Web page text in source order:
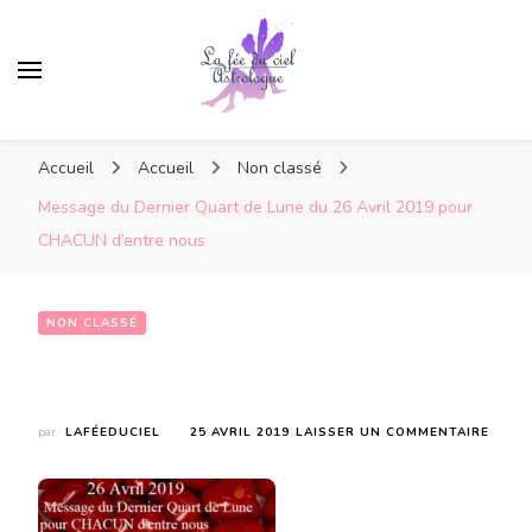
Accueil Accueil
Non classé
Message du Dernier Quart de Lune du 26 Avril 2019 pour
CHACUN d’entre nous
NON CLASSÉ
par LAFÉEDUCIEL 25 AVRIL 2019 LAISSER UN COMMENTAIRE